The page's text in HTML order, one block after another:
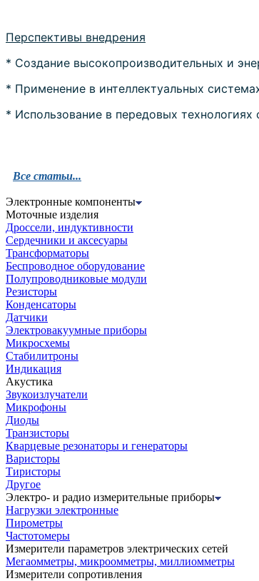
Перспективы внедрения
* Создание высокопроизводительных и
* Применение в интеллектуальных
* Использование в передовых
Все статьи...
Электронные компоненты
Моточные изделия
Дроссели, индуктивности
Сердечники и аксесуары
Трансформаторы
Беспроводное оборудование
Полупроводниковые модули
Резисторы
Конденсаторы
Датчики
Электровакуумные приборы
Микросхемы
Стабилитроны
Индикация
Акустика
Звукоизлучатели
Микрофоны
Диоды
Транзисторы
Кварцевые резонаторы и генераторы
Варисторы
Тиристоры
Другое
Электро- и радио измерительные приборы
Нагрузки электронные
Пирометры
Частотомеры
Измерители параметров электрических сетей
Мегаомметры, микроомметры, миллиомметры
Измерители сопротивления